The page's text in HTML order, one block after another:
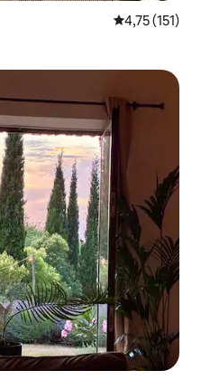
4,75 de uma
4,75 (151)